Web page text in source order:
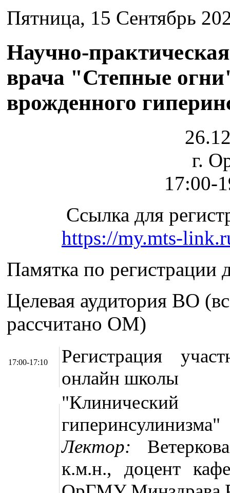
Пятница, 15 Сентябрь
Научно-
врача "Степные
врожденного
г.
17:00-
Ссылка для
https://my.mts-
Памятка по регистрации
Целевая аудитория ВО
рассчитано ОМ)
17:00-17:10
Регистрация
онлайн школы
гиперинсулинизма"
Лектор:
к.м.н., доцент